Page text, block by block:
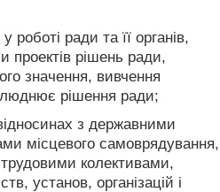
роботі ради та її органів,
проектів рішень ради,
значення, вивчення
рішення ради;
з державними
місцевого самоврядування,
колективами,
установ, організацій і